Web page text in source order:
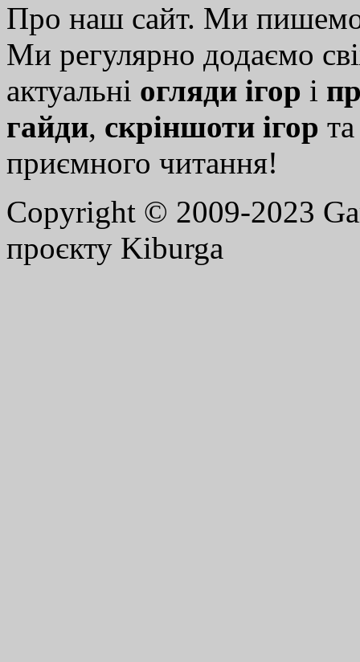
Про наш сайт. Ми
Ми регулярно додаємо
актуальні огляди ігор і
гайди, скріншоти ігор
приємного читання!
Copyright © 2009-2023
проєкту Kiburga